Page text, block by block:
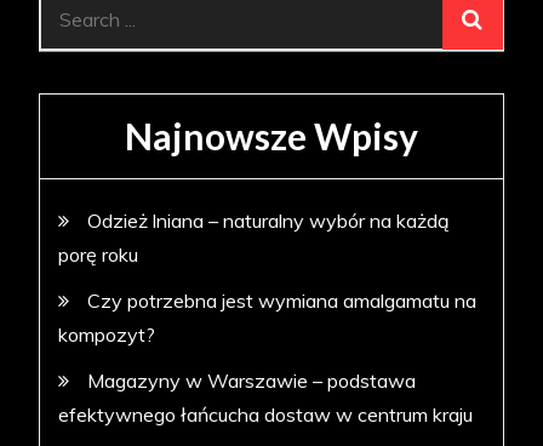
Najnowsze Wpisy
Odzież lniana – naturalny wybór na każdą
porę roku
Czy potrzebna jest wymiana amalgamatu na
kompozyt?
Magazyny w Warszawie – podstawa
efektywnego łańcucha dostaw w centrum kraju